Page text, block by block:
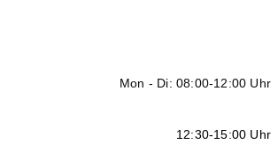
Mon - Di: 08:00-12:00 Uhr
12:30-15:00 Uhr